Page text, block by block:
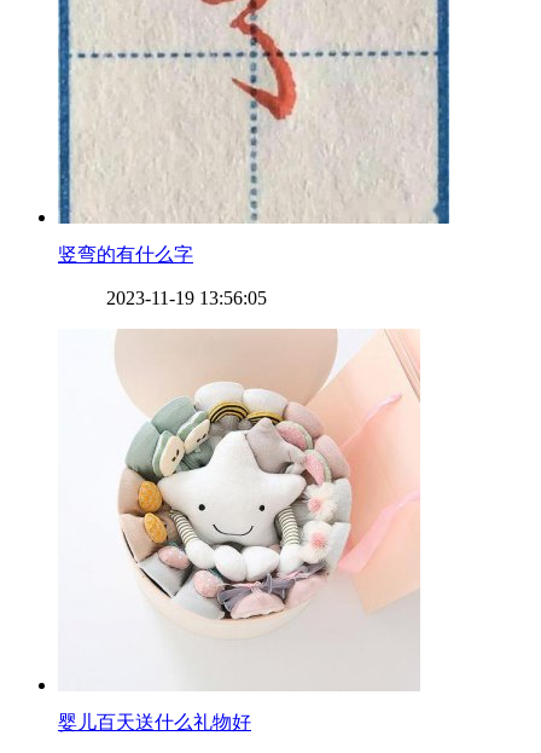
​竖弯的有什么字
2023-11-19 13:56:05
​婴儿百天送什么礼物好